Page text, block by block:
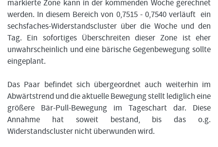
markierte Zone kann in der kommenden Woche gerechnet
werden. In diesem Bereich von 0,7515 - 0,7540 verläuft ein
sechsfaches-Widerstandscluster über die Woche und den
Tag. Ein sofortiges Überschreiten dieser Zone ist eher
unwahrscheinlich und eine bärische Gegenbewegung sollte
eingeplant.
Das Paar befindet sich übergeordnet auch weiterhin im
Abwärtstrend und die aktuelle Bewegung stellt lediglich eine
größere Bär-Pull-Bewegung im Tageschart dar. Diese
Annahme hat soweit bestand, bis das o.g.
Widerstandscluster nicht überwunden wird.